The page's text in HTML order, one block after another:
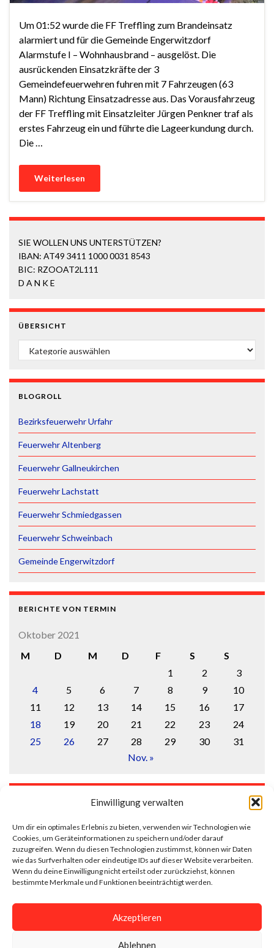
Einwilligung verwalten
Um dir ein optimales Erlebnis zu bieten, verwenden wir Technologien wie
Cookies, um Geräteinformationen zu speichern und/oder darauf
zuzugreifen. Wenn du diesen Technologien zustimmst, können wir Daten
wie das Surfverhalten oder eindeutige IDs auf dieser Website verarbeiten.
Wenn du deine Einwilligung nicht erteilst oder zurückziehst, können
bestimmte Merkmale und Funktionen beeinträchtigt werden.
Akzeptieren
Ablehnen
Um 01:52 wurde die FF Treffling zum Brandeinsatz
alarmiert und für die Gemeinde Engerwitzdorf
Alarmstufe I – Wohnhausbrand – ausgelöst. Die
ausrückenden Einsatzkräfte der 3
Gemeindefeuerwehren fuhren mit 7 Fahrzeugen (63
Mann) Richtung Einsatzadresse aus. Das Vorausfahrzeug
der FF Treffling mit Einsatzleiter Jürgen Penkner traf als
erstes Fahrzeug ein und führte die Lageerkundung durch.
Die …
Weiterlesen
SIE WOLLEN UNS UNTERSTÜTZEN?
IBAN: AT49 3411 1000 0031 8543
BIC: RZOOAT2L111
D A N K E
ÜBERSICHT
ÜBERSICHT
BLOGROLL
Bezirksfeuerwehr Urfahr
Feuerwehr Altenberg
Feuerwehr Gallneukirchen
Feuerwehr Lachstatt
Feuerwehr Schmiedgassen
Feuerwehr Schweinbach
Gemeinde Engerwitzdorf
BERICHTE VON TERMIN
Oktober 2021
M
D M D F S
S
1
2
3
4
5 6 7 8 9
10
11
12 13 14 15 16
17
18
19 20 21 22 23
24
25
26 27 28 29 30
31
Nov. »
Anmelden
Eintrags-Feed
Kommentar-Feed